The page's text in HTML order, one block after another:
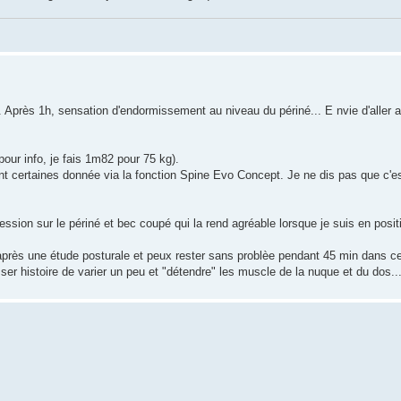
1h, sensation d'endormissement au niveau du périné... E nvie d'aller
info, je fais 1m82 pour 75 kg).
certaines donnée via la fonction Spine Evo Concept. Je ne dis pas que
sur le périné et bec coupé qui la rend agréable lorsque je suis en
une étude posturale et peux rester sans problèe pendant 45 min dans
histoire de varier un peu et "détendre" les muscle de la nuque et du dos...